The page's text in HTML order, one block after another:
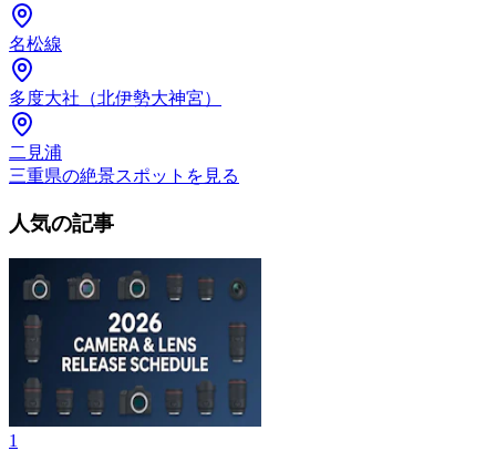
名松線
多度大社（北伊勢大神宮）
二見浦
三重県の絶景スポットを見る
人気の記事
1